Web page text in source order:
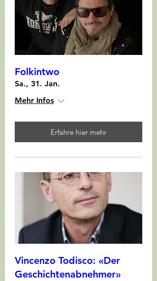
Folkintwo
Sa., 31. Jan.
Mehr Infos
Erfahre hier mehr
Vincenzo Todisco: «Der
Geschichtenabnehmer»